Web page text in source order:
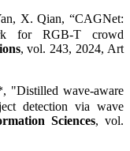
X. Qian, “CAGNet:
for RGB-T crowd
, vol. 243, 2024, Art
"Distilled wave-aware
detection via wave
Sciences, vol.